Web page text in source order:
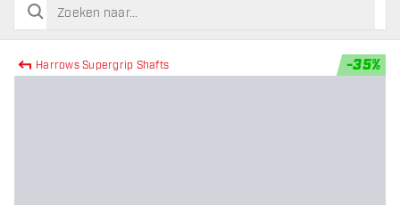
zoeken
zoeken
Harrows Supergrip Shafts -35%